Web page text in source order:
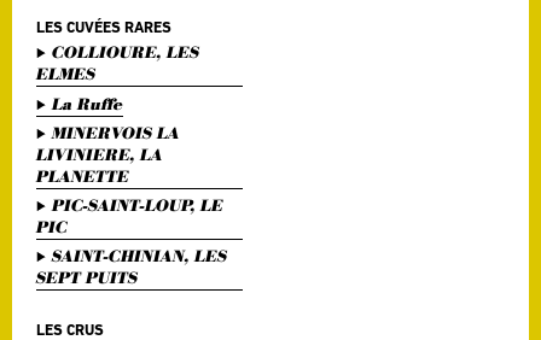
LES CUVÉES RARES
COLLIOURE, LES
ELMES
La Ruffe
MINERVOIS LA
LIVINIERE, LA
PLANETTE
PIC-SAINT-LOUP, LE
PIC
SAINT-CHINIAN, LES
SEPT PUITS
LES CRUS